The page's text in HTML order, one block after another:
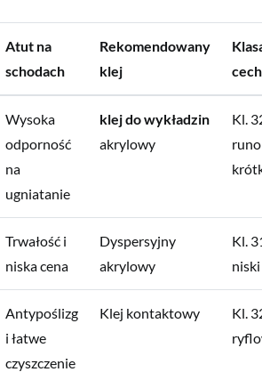
Atut na
schodach
Rekomendowany
klej
Wysoka
odporność
na
ugniatanie
klej do wykładzin
akrylowy
Kl.
runo
Trwałość i
niska cena
Dyspersyjny
akrylowy
Kl.
niski
Antypoślizg
i łatwe
czyszczenie
Klej kontaktowy
Kl.